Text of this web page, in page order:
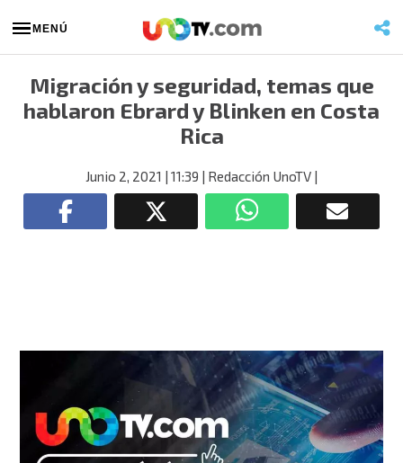
MENÚ
Migración y seguridad, temas que
hablaron Ebrard y Blinken en Costa
Rica
Junio 2, 2021 | 11:39 | Redacción UnoTV |